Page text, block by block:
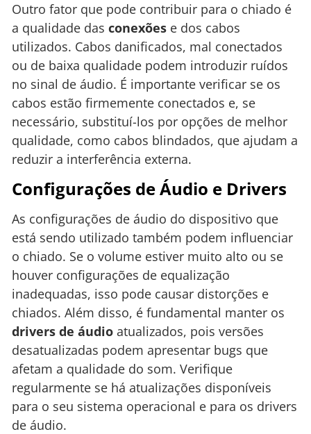
Outro fator que pode contribuir para o chiado é
a qualidade das conexões e dos cabos
utilizados. Cabos danificados, mal conectados
ou de baixa qualidade podem introduzir ruídos
no sinal de áudio. É importante verificar se os
cabos estão firmemente conectados e, se
necessário, substituí-los por opções de melhor
qualidade, como cabos blindados, que ajudam a
reduzir a interferência externa.
Configurações de Áudio e Drivers
As configurações de áudio do dispositivo que
está sendo utilizado também podem influenciar
o chiado. Se o volume estiver muito alto ou se
houver configurações de equalização
inadequadas, isso pode causar distorções e
chiados. Além disso, é fundamental manter os
drivers de áudio atualizados, pois versões
desatualizadas podem apresentar bugs que
afetam a qualidade do som. Verifique
regularmente se há atualizações disponíveis
para o seu sistema operacional e para os drivers
de áudio.